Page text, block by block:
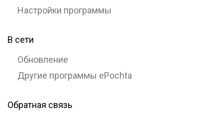
Настройки программы
В сети
Обновление
Другие программы ePochta
Обратная связь